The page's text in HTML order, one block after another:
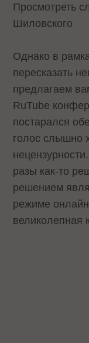
Просмотреть
Шиловского
Однако в
пересказать
предлагаем
RuTube
постарался
голос слышно
разы как-то
решением
режиме
великолепная